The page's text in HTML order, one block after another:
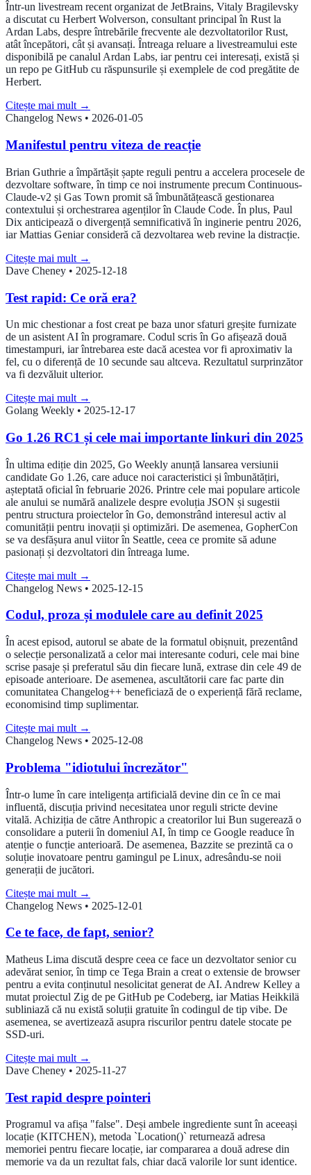
Într-un livestream recent organizat de JetBrains, Vitaly Bragilevsky
a discutat cu Herbert Wolverson, consultant principal în Rust la
Ardan Labs, despre întrebările frecvente ale dezvoltatorilor Rust,
atât începători, cât și avansați. Întreaga reluare a livestreamului este
disponibilă pe canalul Ardan Labs, iar pentru cei interesați, există și
un repo pe GitHub cu răspunsurile și exemplele de cod pregătite de
Herbert.
Citește mai mult →
Changelog News • 2026-01-05
Manifestul pentru viteza de reacție
Brian Guthrie a împărtășit șapte reguli pentru a accelera procesele de
dezvoltare software, în timp ce noi instrumente precum Continuous-
Claude-v2 și Gas Town promit să îmbunătățească gestionarea
contextului și orchestrarea agenților în Claude Code. În plus, Paul
Dix anticipează o divergență semnificativă în inginerie pentru 2026,
iar Mattias Geniar consideră că dezvoltarea web revine la distracție.
Citește mai mult →
Dave Cheney • 2025-12-18
Test rapid: Ce oră era?
Un mic chestionar a fost creat pe baza unor sfaturi greșite furnizate
de un asistent AI în programare. Codul scris în Go afișează două
timestampuri, iar întrebarea este dacă acestea vor fi aproximativ la
fel, cu o diferență de 10 secunde sau altceva. Rezultatul surprinzător
va fi dezvăluit ulterior.
Citește mai mult →
Golang Weekly • 2025-12-17
Go 1.26 RC1 și cele mai importante linkuri din 2025
În ultima ediție din 2025, Go Weekly anunță lansarea versiunii
candidate Go 1.26, care aduce noi caracteristici și îmbunătățiri,
așteptată oficial în februarie 2026. Printre cele mai populare articole
ale anului se numără analizele despre evoluția JSON și sugestii
pentru structura proiectelor în Go, demonstrând interesul activ al
comunității pentru inovații și optimizări. De asemenea, GopherCon
se va desfășura anul viitor în Seattle, ceea ce promite să adune
pasionați și dezvoltatori din întreaga lume.
Citește mai mult →
Changelog News • 2025-12-15
Codul, proza și modulele care au definit 2025
În acest episod, autorul se abate de la formatul obișnuit, prezentând
o selecție personalizată a celor mai interesante coduri, cele mai bine
scrise pasaje și preferatul său din fiecare lună, extrase din cele 49 de
episoade anterioare. De asemenea, ascultătorii care fac parte din
comunitatea Changelog++ beneficiază de o experiență fără reclame,
economisind timp suplimentar.
Citește mai mult →
Changelog News • 2025-12-08
Problema "idiotului încrezător"
Într-o lume în care inteligența artificială devine din ce în ce mai
influentă, discuția privind necesitatea unor reguli stricte devine
vitală. Achiziția de către Anthropic a creatorilor lui Bun sugerează o
consolidare a puterii în domeniul AI, în timp ce Google readuce în
atenție o funcție anterioară. De asemenea, Bazzite se prezintă ca o
soluție inovatoare pentru gamingul pe Linux, adresându-se noii
generații de jucători.
Citește mai mult →
Changelog News • 2025-12-01
Ce te face, de fapt, senior?
Matheus Lima discută despre ceea ce face un dezvoltator senior cu
adevărat senior, în timp ce Tega Brain a creat o extensie de browser
pentru a evita conținutul nesolicitat generat de AI. Andrew Kelley a
mutat proiectul Zig de pe GitHub pe Codeberg, iar Matias Heikkilä
subliniază că nu există soluții gratuite în codingul de tip vibe. De
asemenea, se avertizează asupra riscurilor pentru datele stocate pe
SSD-uri.
Citește mai mult →
Dave Cheney • 2025-11-27
Test rapid despre pointeri
Programul va afișa "false". Deși ambele ingrediente sunt în aceeași
locație (KITCHEN), metoda `Location()` returnează adresa
memoriei pentru fiecare locație, iar compararea a două adrese din
memorie va da un rezultat fals, chiar dacă valorile lor sunt identice.